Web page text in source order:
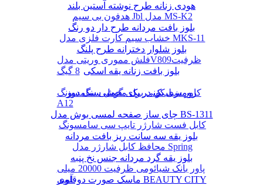
هدفون بی سیم Jbl مدل MS-K2
خشاب سیم کارت فلزی مدل MKS-11
فلش مموری وریتی مدلV809ظرفیت
8 گیگ
کاور سیلیکونی برای گوشی سامسونگ
A12
کابل فست شارژر تایپ سی سامسونگ
محافظ کابل شارژر مدل Spring
پاور بانک شیائومی ظرفیت 20000 میلی
آمپر
هودی زنانه طرح نوشته آستین بلند
بلوز بافت مردانه طرح دار دو رنگ
بلوز شلوار دخترانه طرح پلنگ
بلوز بافت زنانه یقه اسکی
رومیزی یک در یک مخمل سنگ دوز
چای ساز صفحه لمسی بوش مدل BS-1311
بلوز یقه سه سانت ریز بافت مردانه
بلوز یقه گرد مردانه جنس نخ پنبه
ماسک صورت دوقلوی BEAUTY CITY